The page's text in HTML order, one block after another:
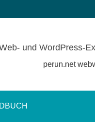
und WordPress-
perun.net